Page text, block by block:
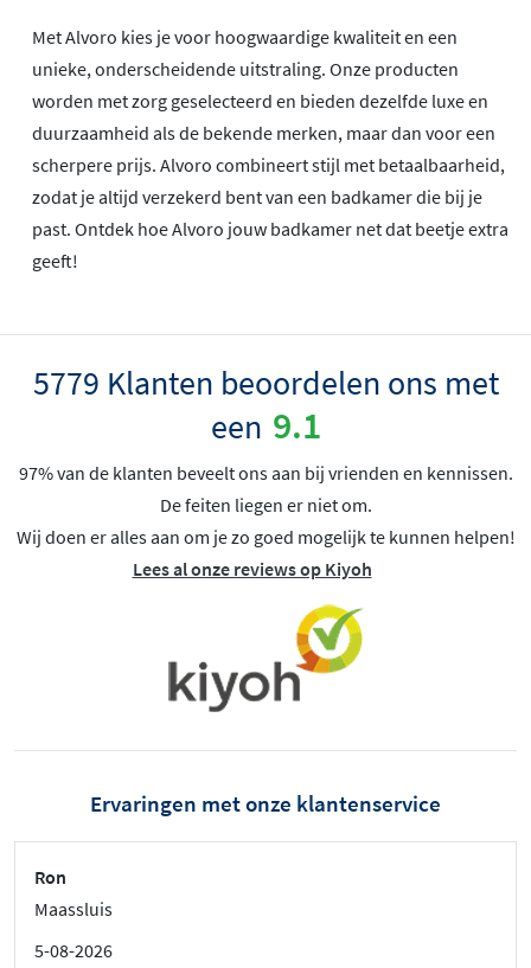
Met Alvoro kies je voor hoogwaardige kwaliteit en een
unieke, onderscheidende uitstraling. Onze producten
worden met zorg geselecteerd en bieden dezelfde luxe en
duurzaamheid als de bekende merken, maar dan voor een
scherpere prijs. Alvoro combineert stijl met betaalbaarheid,
zodat je altijd verzekerd bent van een badkamer die bij je
past. Ontdek hoe Alvoro jouw badkamer net dat beetje extra
geeft!
5779 Klanten beoordelen ons met
een 9.1
97% van de klanten beveelt ons aan bij vrienden en kennissen.
De feiten liegen er niet om.
Wij doen er alles aan om je zo goed mogelijk te kunnen helpen!
Lees al onze reviews op Kiyoh
Ervaringen met onze klantenservice
Ron
Maassluis
5-08-2026